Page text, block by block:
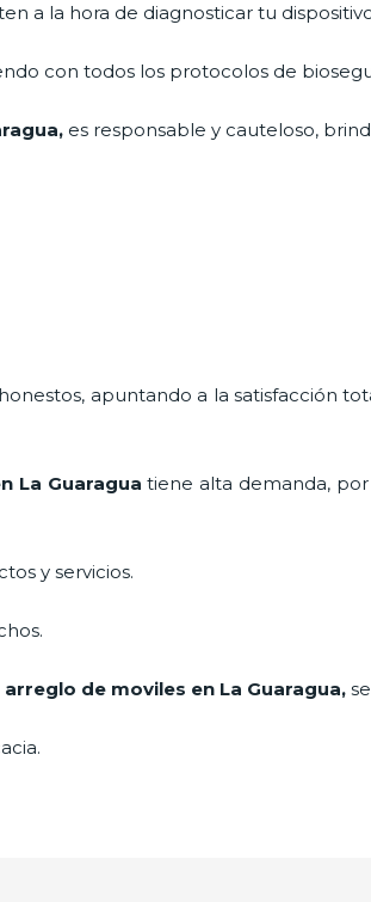
a la hora de diagnosticar tu
con todos los protocolos de
es responsable y cauteloso,
apuntando a la satisfacción
La Guaragua tiene alta demanda,
y servicios.
arreglo de moviles en La Guaragua,